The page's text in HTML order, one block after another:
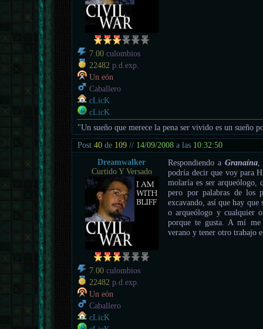
7.00 culombios
22482 p.d.exp.
Un eón
Caballero
cLicK
cLicK
"Un sueño que merece la pena ser vivido es un sueño
Post40 de 109 // 14/09/2008 a las 10:32:50
Dreamwalker
Curtido Y Versado
7.00 culombios
22482 p.d.exp.
Un eón
Caballero
cLicK
Respondiendo a Granaína,
podría decir que voy para
molaría es ser arqueólogo,
pero por palabras de los
excavando, así que hay
o arqueólogo y cualquier
porque te gusta. A mí me
verano y tener otro trabajo